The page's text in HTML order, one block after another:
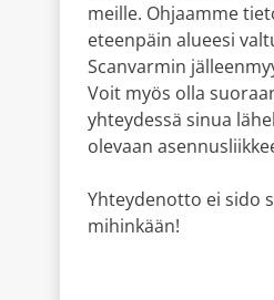
meille. Ohjaamme
eteenpäin alueesi
Scanvarmin
Voit myös olla
yhteydessä sinua
olevaan
Yhteydenotto ei sido
mihinkään!